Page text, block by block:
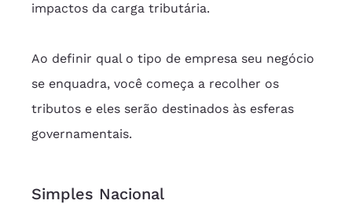
impactos da carga tributária.
Ao definir qual o tipo de empresa seu negócio
se enquadra, você começa a recolher os
tributos e eles serão destinados às esferas
governamentais.
Simples Nacional